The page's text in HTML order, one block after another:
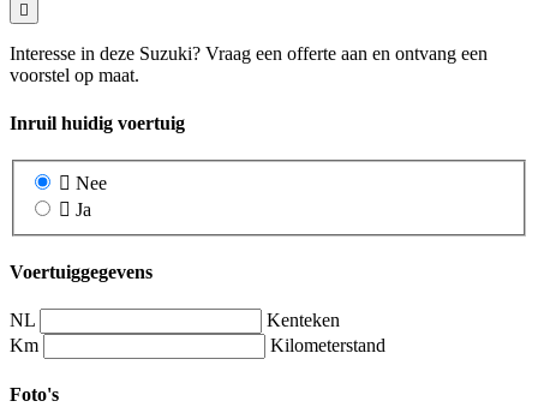
Interesse in deze Suzuki? Vraag een offerte aan en ontvang een
voorstel op maat.
Inruil huidig voertuig
Nee
Ja
Voertuiggegevens
NL
Kenteken
Km
Kilometerstand
Foto's